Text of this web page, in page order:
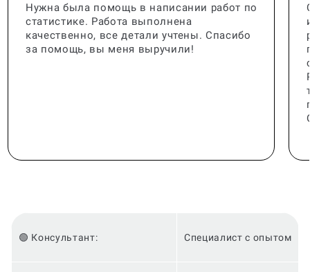
Нужна была помощь в написании работ по
статистике. Работа выполнена
качественно, все детали учтены. Спасибо
за помощь, вы меня выручили!
🟢 Консультант: Специалист с опытом